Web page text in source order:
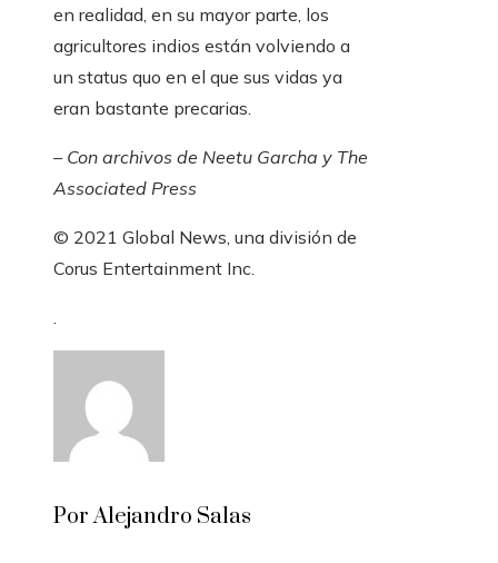
en realidad, en su mayor parte, los
agricultores indios están volviendo a
un status quo en el que sus vidas ya
eran bastante precarias.
– Con archivos de Neetu Garcha y The
Associated Press
© 2021 Global News, una división de
Corus Entertainment Inc.
.
Por Alejandro Salas